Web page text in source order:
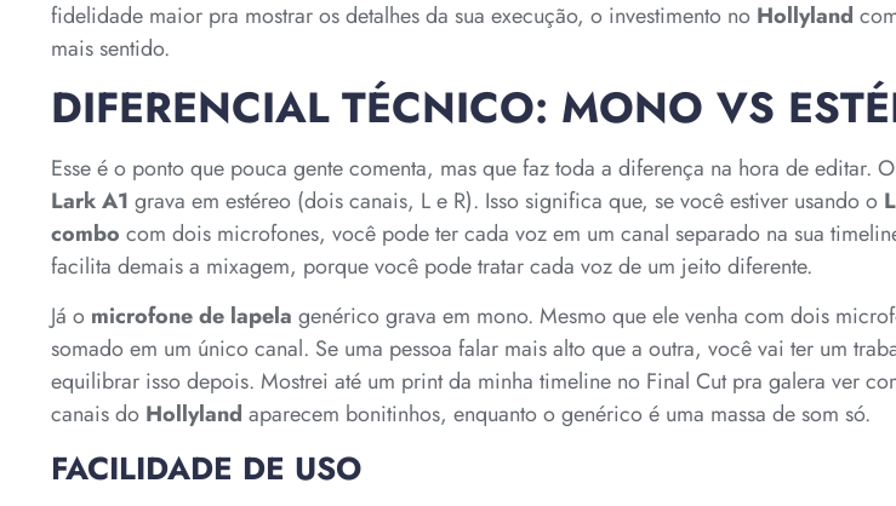
fidelidade maior pra mostrar os detalhes da sua execução, o investimento no Hollyland
mais sentido.
DIFERENCIAL TÉCNICO: MONO VS
Esse é o ponto que pouca gente comenta, mas que faz toda a diferença na hora de editar. O
Lark A1 grava em estéreo (dois canais, L e R). Isso significa que, se você estiver usando o
combo com dois microfones, você pode ter cada voz em um canal separado na sua
facilita demais a mixagem, porque você pode tratar cada voz de um jeito diferente.
Já o microfone de lapela genérico grava em mono. Mesmo que ele venha com dois
somado em um único canal. Se uma pessoa falar mais alto que a outra, você vai ter um
equilibrar isso depois. Mostrei até um print da minha timeline no Final Cut pra galera ver
canais do Hollyland aparecem bonitinhos, enquanto o genérico é uma massa de som só.
FACILIDADE DE USO